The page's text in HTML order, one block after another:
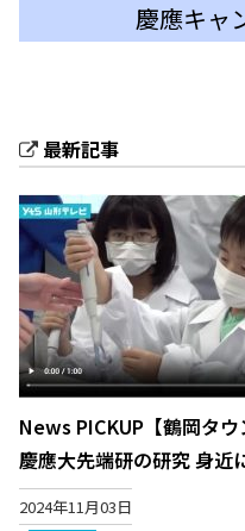
慶應キャ
最新記事
News PICKUP【鶴岡タ
慶應大先端研の研究 身近
2024年11月03日